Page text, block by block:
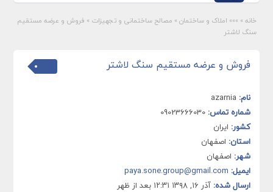
خانه » »»» املاک و ساختمان » مصالح ساختمانی و تجهیزات » فروش و عرضه مستقیم
سنگ لاشتر
فروش و عرضه مستقیم سنگ لاشتر
نام:
شماره تماس: 09023666030
کشور: ایران
استان: اصفهان
شهر: اصفهان
ایمیل: paya.sone.group@gmail.com
ارسال شده: آذر ۱۶, ۱۳۹۸ ۱۲:۳۱ بعد از ظهر